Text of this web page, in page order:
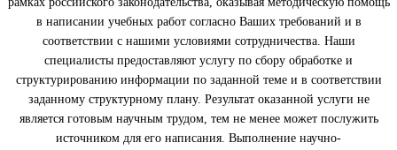
в написании учебных работ согласно Ваших требований и в
соответствии с нашими условиями сотрудничества. Наши
специалисты предоставляют услугу по сбору обработке и
структурированию информации по заданной теме и в соответствии
заданному структурному плану. Результат оказанной услуги не
является готовым научным трудом, тем не менее может послужить
источником для его написания. Выполнение научно-